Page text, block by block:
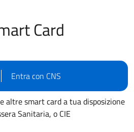
Card
Entra con CNS
altre smart card a tua disposizione
Sanitaria, o CIE